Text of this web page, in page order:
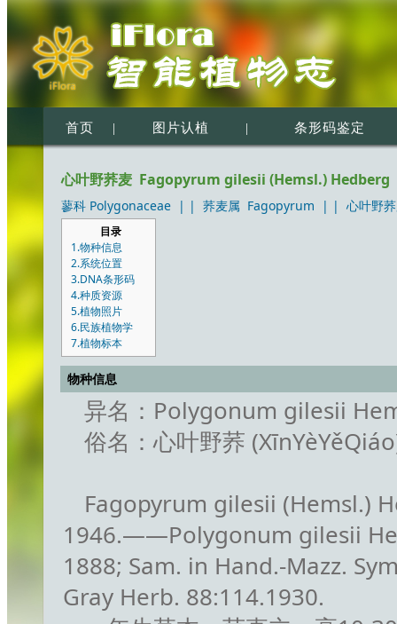
首页 | 图片认植 | 条形码鉴定
心叶野荞麦 Fagopyrum gilesii (Hemsl.) Hedberg
蓼科 Polygonaceae | | 荞麦属 Fagopyrum | | 心叶野
目录
1.物种信息
2.系统位置
3.DNA条形码
4.种质资源
5.植物照片
6.民族植物学
7.植物标本
物种信息
异名：Polygonum gilesii
俗名：心叶野荞
Fagopyrum gilesii (Hemsl.)
1946.——Polygonum gilesii
1888; Sam. in Hand.-Mazz.
Gray Herb. 88:114.1930.